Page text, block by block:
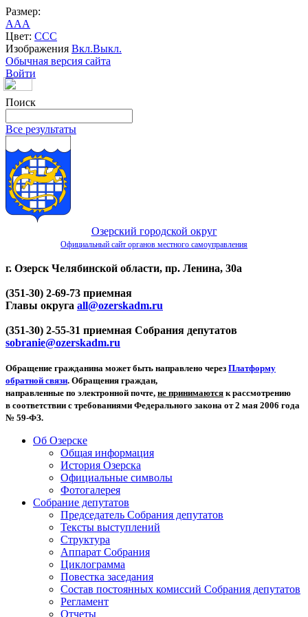
Размер:
AAA
Цвет: CCC
Изображения Вкл.Выкл.
Обычная версия сайта
Войти
Поиск
Все результаты
Озерский городской округ
Официальный сайт органов местного самоуправления
г. Озерск Челябинской области, пр. Ленина, 30а
(351-30) 2-69-73 приемная
Главы округа all@ozerskadm.ru
(351-30) 2-55-31 приемная Собрания депутатов
sobranie@ozerskadm.ru
Обращение гражданина может быть направлено через Платформу
обратной связи. Обращения граждан,
направленные по электронной почте, не принимаются к рассмотрению
в соответствии с требованиями Федерального закона от 2 мая 2006 года
№ 59-ФЗ.
Об Озерске
Общая информация
История Озерска
Официальные символы
Фотогалерея
Собрание депутатов
Председатель Собрания депутатов
Тексты выступлений
Структура
Аппарат Собрания
Циклограмма
Повестка заседания
Состав постоянных комиссий Собрания депутатов
Регламент
Отчеты